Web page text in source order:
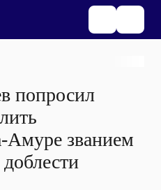
попросил
Амуре званием